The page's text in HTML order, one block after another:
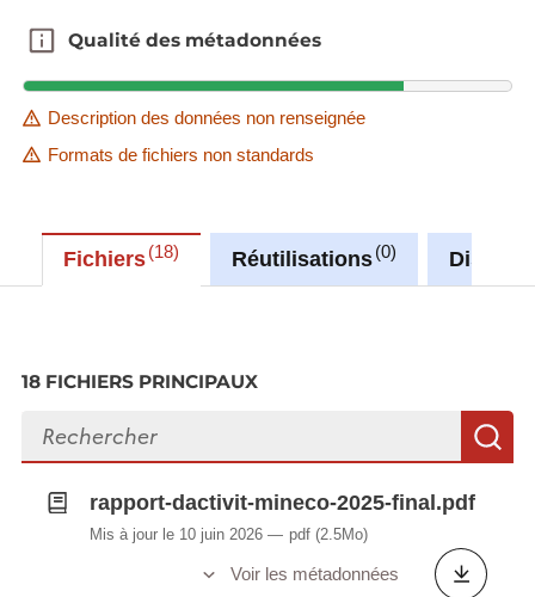
Qualité des métadonnées
Qualité des métadonnées
Description des données non renseignée
Formats de fichiers non standards
Fichiers 18 Réutilisations 0
18 FICHIERS PRINCIPAUX
Rechercher des fichiers
rapport-dactivit-mineco-2025-final.pdf
Mis à jour le 10 juin 2026 pdf (2.5Mo)
Voir les métadonnées